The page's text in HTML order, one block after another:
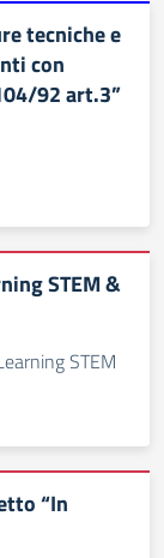
tecniche e
con
92 art.3”
STEM &
STEM
“In